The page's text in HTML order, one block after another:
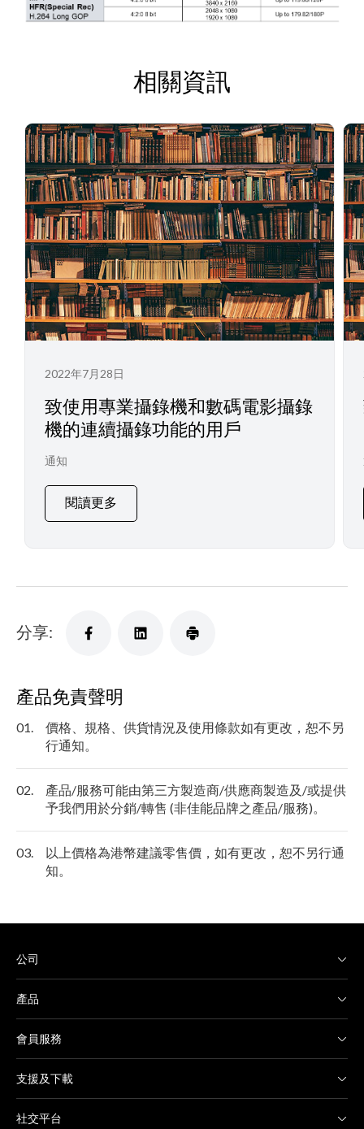
相關資訊
2022年7月28日
致使用專業攝錄機和數碼電影攝錄
機的連續攝錄功能的用戶
通知
閱讀更多
分享:
產品免責聲明
01.
價格、規格、供貨情況及使用條款如有更改，恕不另
行通知。
02.
產品/服務可能由第三方製造商/供應商製造及/或提供
予我們用於分銷/轉售 (非佳能品牌之產品/服務)。
03.
以上價格為港幣建議零售價，如有更改，恕不另行通
知。
公司
產品
會員服務
支援及下載
社交平台